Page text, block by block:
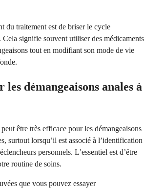
du traitement est de briser le cycle
Cela signifie souvent utiliser des médicaments
tout en modifiant son mode de vie
les démangeaisons anales à
être très efficace pour les démangeaisons
surtout lorsqu’il est associé à l’identification
personnels. L’essentiel est d’être
routine de soins.
que vous pouvez essayer